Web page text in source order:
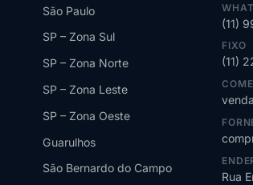
São Paulo
SP – Zona Sul
SP – Zona Norte
SP – Zona Leste
SP – Zona Oeste
Guarulhos
São Bernardo do Campo
(11)
FIXO
(11)
Rua